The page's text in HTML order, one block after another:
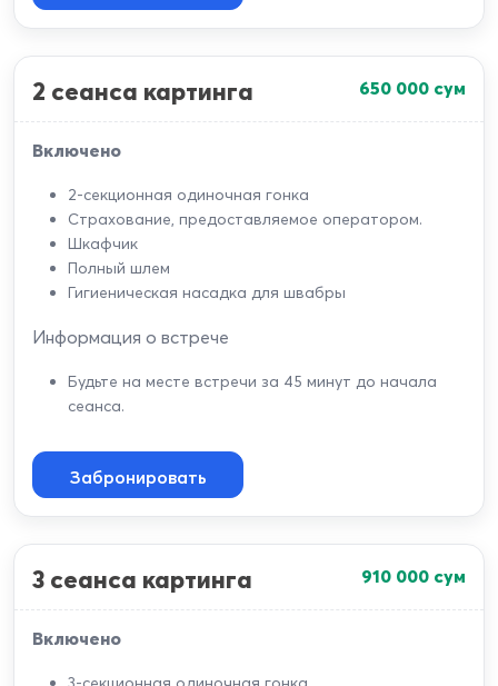
2 сеанса картинга 650 000 сум
Включено
2-секционная одиночная гонка
Страхование, предоставляемое оператором.
Шкафчик
Полный шлем
Гигиеническая насадка для швабры
Информация о встрече
Будьте на месте встречи за 45 минут до начала
сеанса.
Забронировать
3 сеанса картинга 910 000 сум
Включено